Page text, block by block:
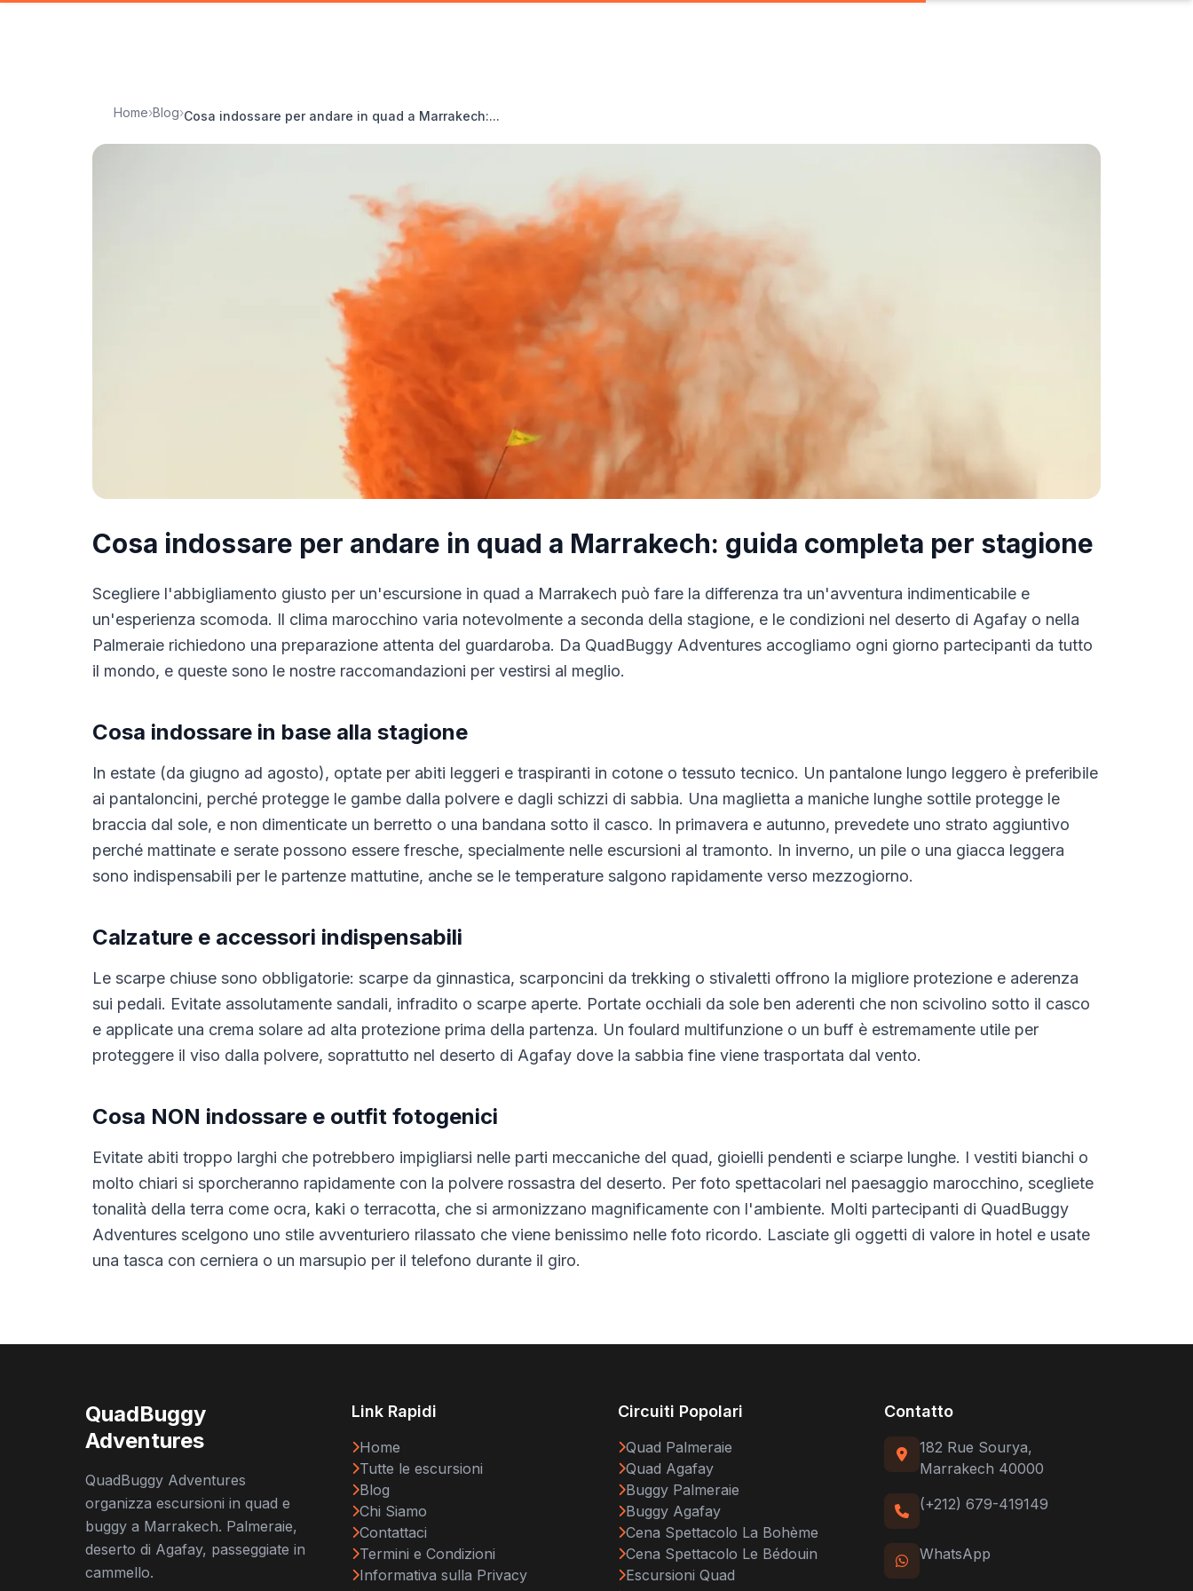
Home›Blog›Cosa indossare per andare in quad a Marrakech:...
Cosa indossare per andare in quad a Marrakech: guida completa per stagione
Scegliere l'abbigliamento giusto per un'escursione in quad a Marrakech può fare la differenza tra un'avventura indimenticabile e
un'esperienza scomoda. Il clima marocchino varia notevolmente a seconda della stagione, e le condizioni nel deserto di Agafay o nella
Palmeraie richiedono una preparazione attenta del guardaroba. Da QuadBuggy Adventures accogliamo ogni giorno partecipanti da tutto
il mondo, e queste sono le nostre raccomandazioni per vestirsi al meglio.
Cosa indossare in base alla stagione
In estate (da giugno ad agosto), optate per abiti leggeri e traspiranti in cotone o tessuto tecnico. Un pantalone lungo leggero è preferibile
ai pantaloncini, perché protegge le gambe dalla polvere e dagli schizzi di sabbia. Una maglietta a maniche lunghe sottile protegge le
braccia dal sole, e non dimenticate un berretto o una bandana sotto il casco. In primavera e autunno, prevedete uno strato aggiuntivo
perché mattinate e serate possono essere fresche, specialmente nelle escursioni al tramonto. In inverno, un pile o una giacca leggera
sono indispensabili per le partenze mattutine, anche se le temperature salgono rapidamente verso mezzogiorno.
Calzature e accessori indispensabili
Le scarpe chiuse sono obbligatorie: scarpe da ginnastica, scarponcini da trekking o stivaletti offrono la migliore protezione e aderenza
sui pedali. Evitate assolutamente sandali, infradito o scarpe aperte. Portate occhiali da sole ben aderenti che non scivolino sotto il casco
e applicate una crema solare ad alta protezione prima della partenza. Un foulard multifunzione o un buff è estremamente utile per
proteggere il viso dalla polvere, soprattutto nel deserto di Agafay dove la sabbia fine viene trasportata dal vento.
Cosa NON indossare e outfit fotogenici
Evitate abiti troppo larghi che potrebbero impigliarsi nelle parti meccaniche del quad, gioielli pendenti e sciarpe lunghe. I vestiti bianchi o
molto chiari si sporcheranno rapidamente con la polvere rossastra del deserto. Per foto spettacolari nel paesaggio marocchino, scegliete
tonalità della terra come ocra, kaki o terracotta, che si armonizzano magnificamente con l'ambiente. Molti partecipanti di QuadBuggy
Adventures scelgono uno stile avventuriero rilassato che viene benissimo nelle foto ricordo. Lasciate gli oggetti di valore in hotel e usate
una tasca con cerniera o un marsupio per il telefono durante il giro.
QuadBuggy
Adventures
QuadBuggy Adventures
organizza escursioni in quad e
buggy a Marrakech. Palmeraie,
deserto di Agafay, passeggiate in
cammello.
Link Rapidi
Home
Tutte le escursioni
Blog
Chi Siamo
Contattaci
Termini e Condizioni
Informativa sulla Privacy
Circuiti Popolari
Quad Palmeraie
Quad Agafay
Buggy Palmeraie
Buggy Agafay
Cena Spettacolo La Bohème
Cena Spettacolo Le Bédouin
Escursioni Quad
Contatto
182 Rue Sourya,
Marrakech 40000
(+212) 679-419149
WhatsApp